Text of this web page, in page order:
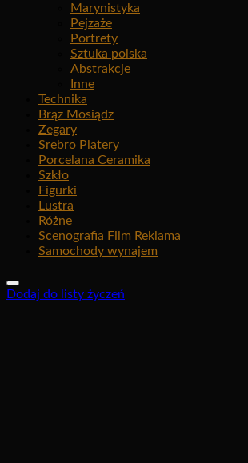
Marynistyka
Pejzaże
Portrety
Sztuka polska
Abstrakcje
Inne
Technika
Brąz Mosiądz
Zegary
Srebro Platery
Porcelana Ceramika
Szkło
Figurki
Lustra
Różne
Scenografia Film Reklama
Samochody wynajem
Dodaj do listy życzeń